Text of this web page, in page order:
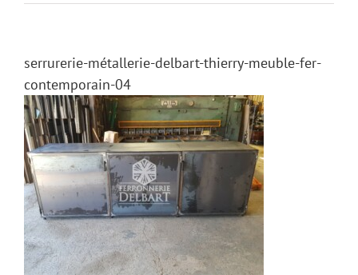
serrurerie-métallerie-delbart-thierry-meuble-fer-
contemporain-04